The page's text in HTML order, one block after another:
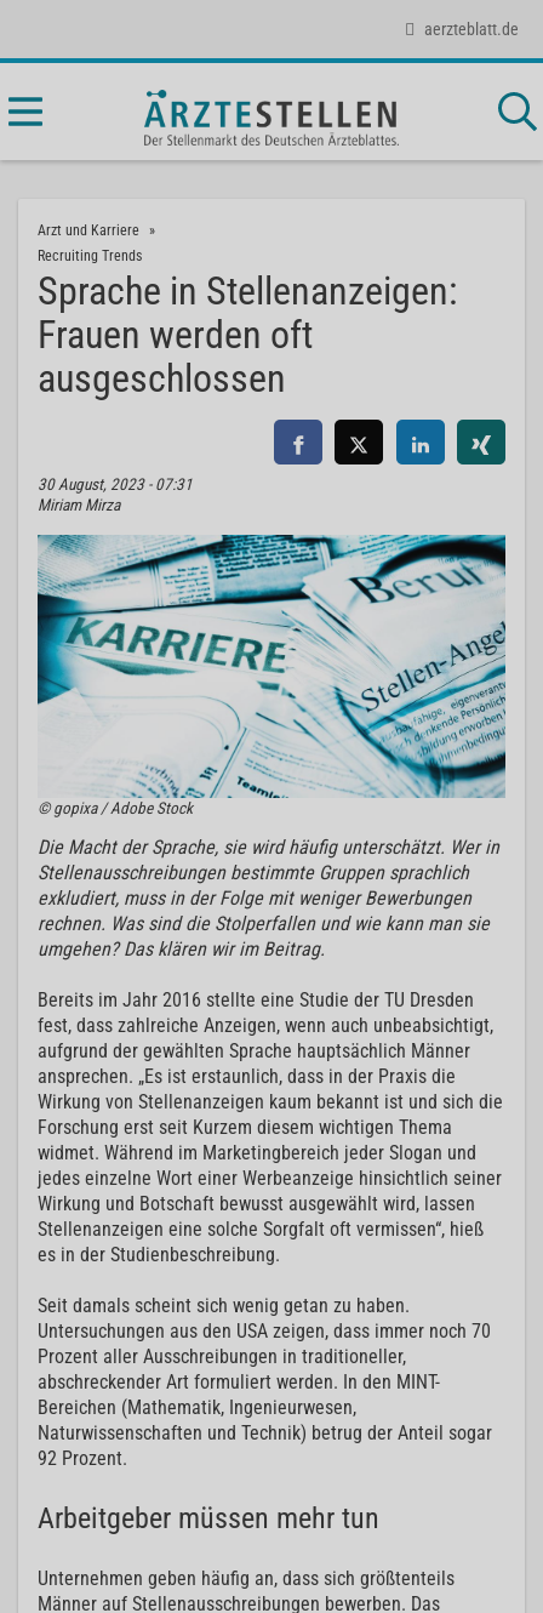
aerzteblatt.de
Arzt und Karriere
Recruiting Trends
Sprache in Stellenanzeigen:
Frauen werden oft
ausgeschlossen
30 August, 2023 - 07:31
Miriam Mirza
© gopixa / Adobe Stock
Die Macht der Sprache, sie wird häufig unterschätzt. Wer in
Stellenausschreibungen bestimmte Gruppen sprachlich
exkludiert, muss in der Folge mit weniger Bewerbungen
rechnen. Was sind die Stolperfallen und wie kann man sie
umgehen? Das klären wir im Beitrag.
Bereits im Jahr 2016 stellte eine Studie der TU Dresden
fest, dass zahlreiche Anzeigen, wenn auch unbeabsichtigt,
aufgrund der gewählten Sprache hauptsächlich Männer
ansprechen. „Es ist erstaunlich, dass in der Praxis die
Wirkung von Stellenanzeigen kaum bekannt ist und sich die
Forschung erst seit Kurzem diesem wichtigen Thema
widmet. Während im Marketingbereich jeder Slogan und
jedes einzelne Wort einer Werbeanzeige hinsichtlich seiner
Wirkung und Botschaft bewusst ausgewählt wird, lassen
Stellenanzeigen eine solche Sorgfalt oft vermissen“, hieß
es in der Studienbeschreibung.
Seit damals scheint sich wenig getan zu haben.
Untersuchungen aus den USA zeigen, dass immer noch 70
Prozent aller Ausschreibungen in traditioneller,
abschreckender Art formuliert werden. In den MINT-
Bereichen (Mathematik, Ingenieurwesen,
Naturwissenschaften und Technik) betrug der Anteil sogar
92 Prozent.
Arbeitgeber müssen mehr tun
Unternehmen geben häufig an, dass sich größtenteils
Männer auf Stellenausschreibungen bewerben. Das